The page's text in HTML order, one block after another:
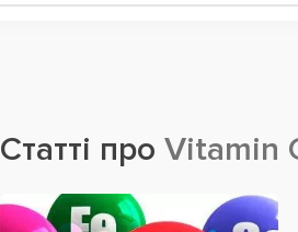
Статті про Vitamin